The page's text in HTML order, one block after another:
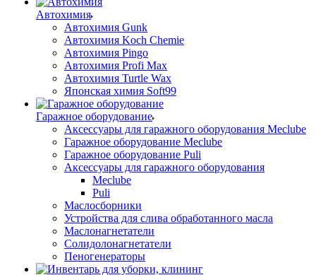
Автохимия
Автохимия Gunk
Автохимия Koch Chemie
Автохимия Pingo
Автохимия Profi Max
Автохимия Turtle Wax
Японская химия Soft99
Гаражное оборудование
Аксессуары для гаражного оборудования Meclube
Гаражное оборудование Meclube
Гаражное оборудование Puli
Аксессуары для гаражного оборудования
Meclube
Puli
Маслосборники
Устройства для слива обработанного масла
Маслонагнетатели
Солидолонагнетатели
Пеногенераторы